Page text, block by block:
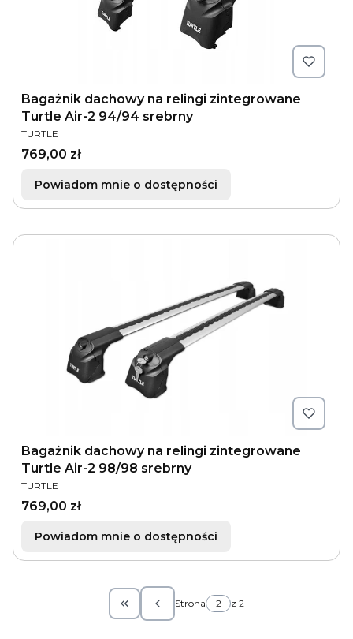
Bagażnik dachowy na relingi zintegrowane
Turtle Air-2 94/94 srebrny
PRODUCENT
TURTLE
Cena
769,00 zł
Powiadom mnie o dostępności
Bagażnik dachowy na relingi zintegrowane
Turtle Air-2 98/98 srebrny
PRODUCENT
TURTLE
Cena
769,00 zł
Powiadom mnie o dostępności
Wróć do pierwszej strony z
Strona z 2